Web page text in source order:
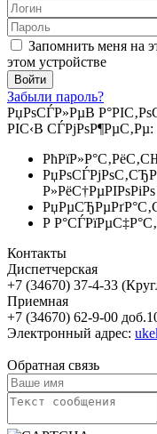
Запомнить меня на
этом устройстве
Забыли пароль?
РџРѕСЃР»РµВ
РІС‹В СЃРјРѕР¶РµС‚Рµ:
Р
Контакты
Диспетчерская
+7 (34670) 37-4-33
Приемная
+7 (34670) 62-9-00
Электронный адрес:
Обратная связь